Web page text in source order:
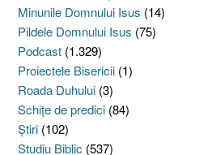
Minunile Domnului Isus (14)
Pildele Domnului Isus (75)
Podcast (1.329)
Proiectele Bisericii (1)
Roada Duhului (3)
Schiţe de predici (84)
Ştiri (102)
Studiu Biblic (537)